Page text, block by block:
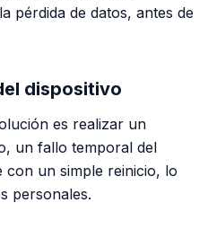
pérdida de datos, antes de
dispositivo
es realizar un
un fallo temporal del
un simple reinicio, lo
personales.